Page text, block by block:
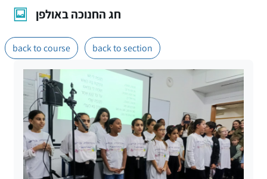
חג החנוכה באולפן
back to course
back to section